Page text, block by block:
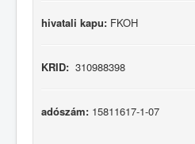
hivatali kapu: FKOH
KRID: 310988398
adószám: 15811617-1-07